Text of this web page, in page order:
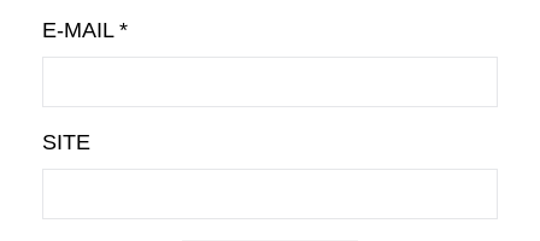
E-MAIL *
SITE